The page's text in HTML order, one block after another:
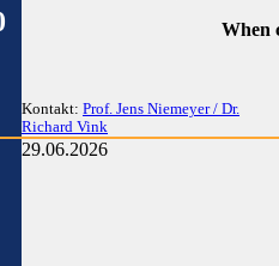
When
Kontakt: Prof. Jens Niemeyer / Dr.
Richard Vink
29.06.2026